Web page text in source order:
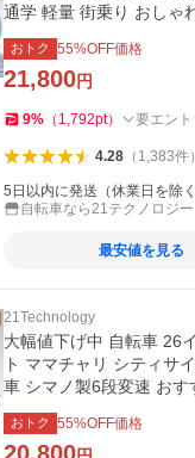
通学 軽量 街乗り おしゃ
おトク 55%OFF価格
21,800円
9% （ 1,792pt） 要エント
4.28（ 1,383件）
5日以内に発送（休業日を除く
自転車なら21テクノロジー
最安値を見る
21Technology
大幅値下げ中 自転車 26
ト ママチャリ シティサ
車 シマノ製6段変速 おす
送料無料 MCA266
おトク 55%OFF価格